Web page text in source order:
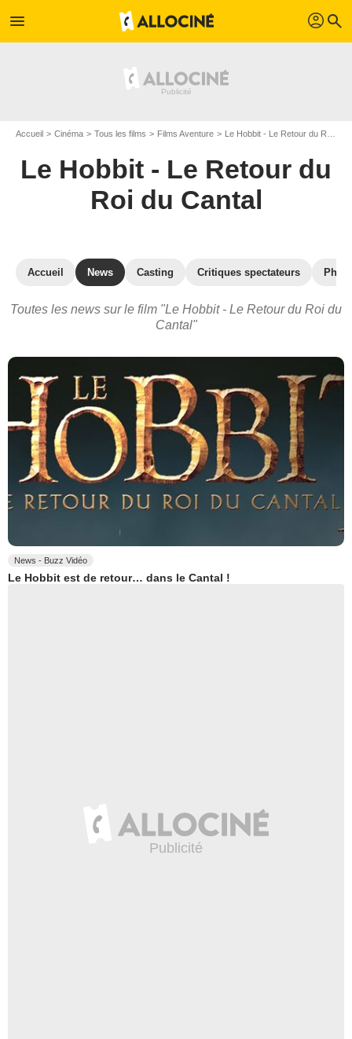
menu profil search
Accueil Cinéma Tous les films Films Aventure Le Hobbit - Le Retour du Roi du Cantal
Le Hobbit - Le Retour du
Roi du Cantal
Accueil News Casting Critiques spectateurs
Toutes les news sur le film "Le Hobbit - Le Retour du Roi du
Cantal"
News - Buzz Vidéo
Le Hobbit est de retour… dans le Cantal !